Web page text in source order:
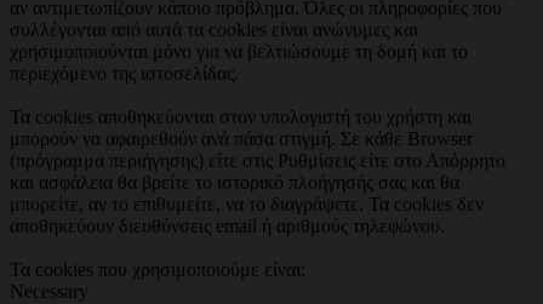
αν αντιμετωπίζουν κάποιο πρόβλημα. Όλες οι πληροφορίες που
συλλέγονται από αυτά τα cookies είναι ανώνυμες και
χρησιμοποιούνται μόνο για να βελτιώσουμε τη δομή και το
περιεχόμενο της ιστοσελίδας.
Τα cookies αποθηκεύονται στον υπολογιστή του χρήστη και
μπορούν να αφαιρεθούν ανά πάσα στιγμή. Σε κάθε Browser
(πρόγραμμα περιήγησης) είτε στις Ρυθμίσεις είτε στο Απόρρητο
και ασφάλεια θα βρείτε το ιστορικό πλοήγησής σας και θα
μπορείτε, αν το επιθυμείτε, να το διαγράψετε. Τα cookies δεν
αποθηκεύουν διευθύνσεις email ή αριθμούς τηλεφώνου.
Τα cookies που χρησιμοποιούμε είναι:
Necessary